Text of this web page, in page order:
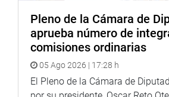
continuará el trámite
OFICINA DE COMUNICACIONES
Pleno de la Cámara de
aprueba número de
comisiones ordinarias
05 Ago 2026 | 17:28 h
El Pleno de la Cámara de